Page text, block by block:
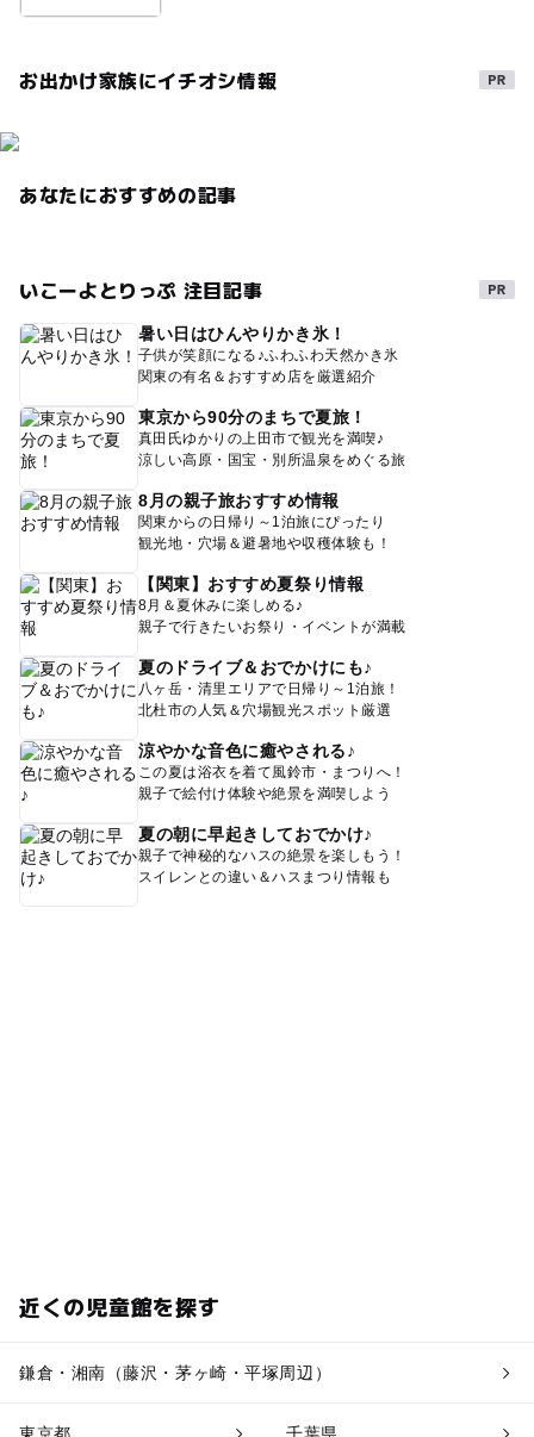
お出かけ家族にイチオシ情報
あなたにおすすめの記事
いこーよとりっぷ 注目記事
暑い日はひんやりかき氷！
子供が笑顔になる♪ふわふわ天然かき氷
関東の有名＆おすすめ店を厳選紹介
東京から90分のまちで夏旅！
真田氏ゆかりの上田市で観光を満喫♪
涼しい高原・国宝・別所温泉をめぐる旅
8月の親子旅おすすめ情報
関東からの日帰り～1泊旅にぴったり
観光地・穴場＆避暑地や収穫体験も！
【関東】おすすめ夏祭り情報
8月＆夏休みに楽しめる♪
親子で行きたいお祭り・イベントが満載
夏のドライブ＆おでかけにも♪
八ヶ岳・清里エリアで日帰り～1泊旅！
北杜市の人気＆穴場観光スポット厳選
涼やかな音色に癒やされる♪
この夏は浴衣を着て風鈴市・まつりへ！
親子で絵付け体験や絶景を満喫しよう
夏の朝に早起きしておでかけ♪
親子で神秘的なハスの絶景を楽しもう！
スイレンとの違い＆ハスまつり情報も
近くの児童館を探す
鎌倉・湘南（藤沢・茅ヶ崎・平塚周辺）